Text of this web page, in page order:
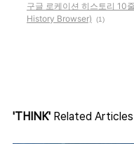
구글 로케이션 히스토리 10
History Browser)
(1)
'THINK' Related Articles